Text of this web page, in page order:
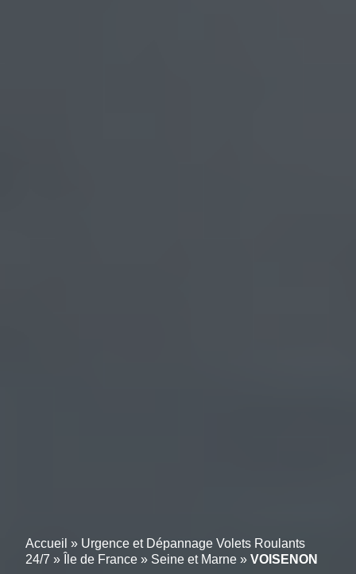
Accueil » Urgence et Dépannage Volets Roulants
24/7 » Île de France » Seine et Marne » VOISENON